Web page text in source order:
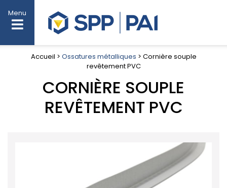
Menu
Accueil > Ossatures métalliques > Cornière souple
revêtement PVC
CORNIÈRE SOUPLE
REVÊTEMENT PVC